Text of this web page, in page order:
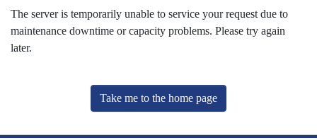
The server is temporarily unable to service your request due to
maintenance downtime or capacity problems. Please try again
later.
Take me to the home page